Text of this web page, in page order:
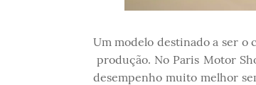
Um modelo destinado a ser
produção. No Paris Motor
desempenho muito melhor